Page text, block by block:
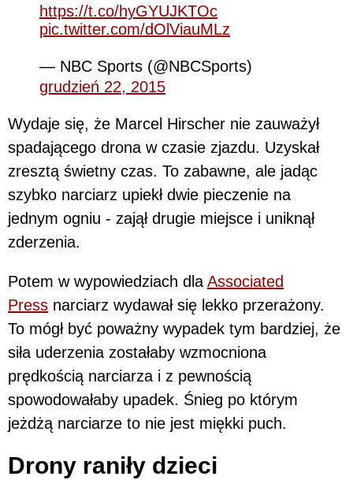
https://t.co/hyGYUJKTOc
pic.twitter.com/dOlViauMLz
— NBC Sports (@NBCSports)
grudzień 22, 2015
Wydaje się, że Marcel Hirscher nie zauważył
spadającego drona w czasie zjazdu. Uzyskał
zresztą świetny czas. To zabawne, ale jadąc
szybko narciarz upiekł dwie pieczenie na
jednym ogniu - zajął drugie miejsce i uniknął
zderzenia.
Potem w wypowiedziach dla Associated
Press narciarz wydawał się lekko przerażony.
To mógł być poważny wypadek tym bardziej, że
siła uderzenia zostałaby wzmocniona
prędkością narciarza i z pewnością
spowodowałaby upadek. Śnieg po którym
jeżdżą narciarze to nie jest miękki puch.
Drony raniły dzieci